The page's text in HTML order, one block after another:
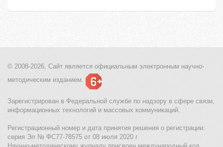
© 2008-2026, Сайт является официальным электронным научно-
методическим изданием.
Зарегистрирован в Федеральной службе по надзору в сфере связи,
информационных технологий и массовых коммуникаций.
Регистрационный номер и дата принятия решения о регистрации:
серия Эл № ФС77-78575 от 08 июля 2020 г